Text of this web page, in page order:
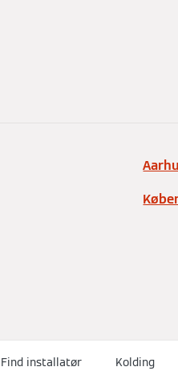
Find installatør Kolding